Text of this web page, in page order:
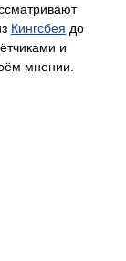
Кингсбея до
и
мнении.